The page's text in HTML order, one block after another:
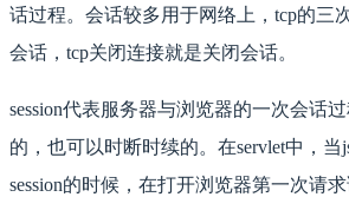
话过程。会话较多用于网络上，tcp的三
会话，tcp关闭连接就是关闭会话。
session代表服务器与浏览器的一次会话
的，也可以时断时续的。在servlet中，当
session的时候，在打开浏览器第一次请